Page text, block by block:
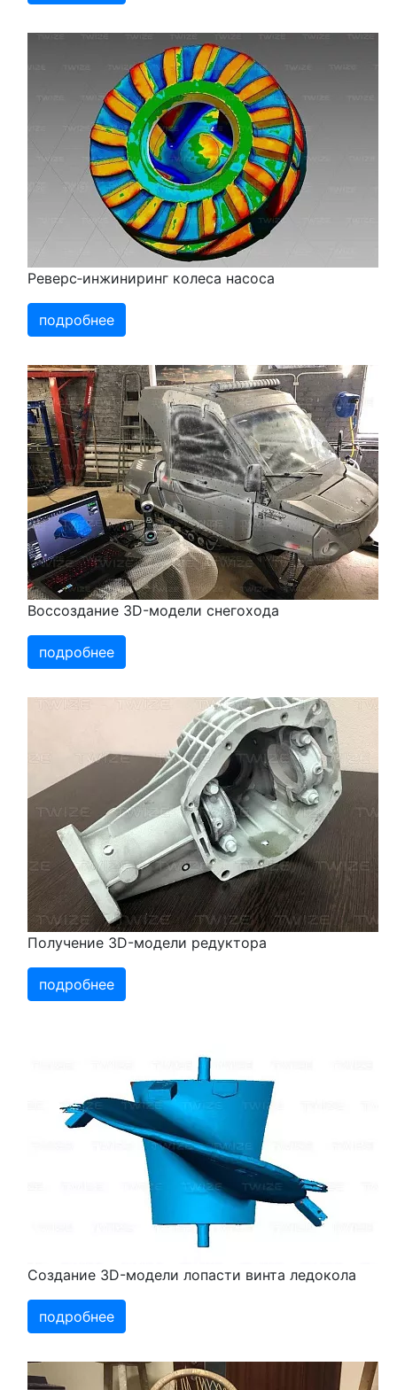
Реверс‑инжиниринг колеса насоса
подробнее
Воссоздание 3D-модели снегохода
подробнее
Получение 3D-модели редуктора
подробнее
Создание 3D-модели лопасти винта ледокола
подробнее